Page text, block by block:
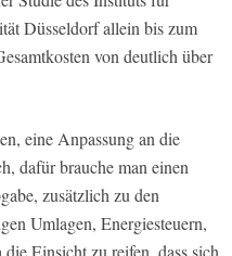
Düsseldorf allein bis zum
von deutlich über
eine Anpassung an die
dafür brauche man einen
zusätzlich zu den
Umlagen, Energiesteuern,
Einsicht zu reifen, dass sich